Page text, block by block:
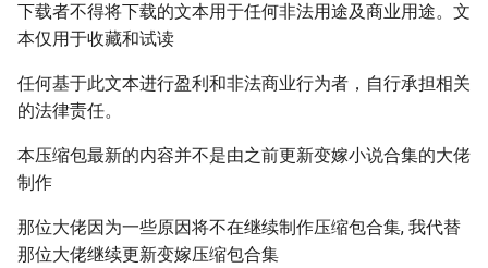
下载者不得将下载的文本用于任何非法用途及商业用途。文
本仅用于收藏和试读
任何基于此文本进行盈利和非法商业行为者，自行承担相关
的法律责任。
本压缩包最新的内容并不是由之前更新变嫁小说合集的大佬
制作
那位大佬因为一些原因将不在继续制作压缩包合集, 我代替
那位大佬继续更新变嫁压缩包合集